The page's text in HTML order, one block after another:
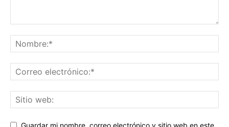
Guardar mi nombre, correo electrónico y sitio web en este